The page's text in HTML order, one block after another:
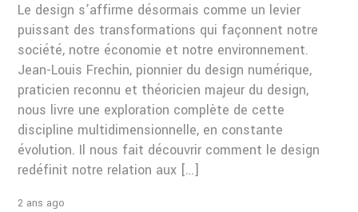
Le design s’affirme désormais comme un levier
puissant des transformations qui façonnent notre
société, notre économie et notre environnement.
Jean-Louis Frechin, pionnier du design numérique,
praticien reconnu et théoricien majeur du design,
nous livre une exploration complète de cette
discipline multidimensionnelle, en constante
évolution. Il nous fait découvrir comment le design
redéfinit notre relation aux […]
2 ans ago